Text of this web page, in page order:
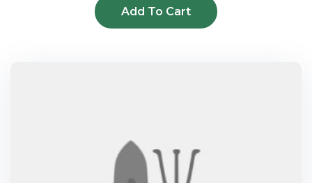
Add To Cart